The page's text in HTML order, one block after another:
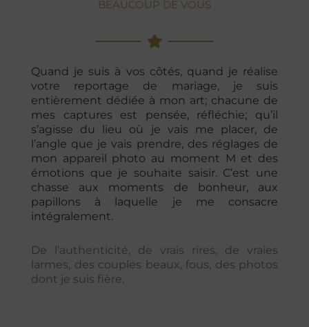
BEAUCOUP DE VOUS
Quand je suis à vos côtés, quand je réalise
votre reportage de mariage, je suis
entièrement dédiée à mon art; chacune de
mes captures est pensée, réfléchie; qu’il
s’agisse du lieu où je vais me placer, de
l’angle que je vais prendre, des réglages de
mon appareil photo au moment M et des
émotions que je souhaite saisir. C’est une
chasse aux moments de bonheur, aux
papillons à laquelle je me consacre
intégralement.
De l’authenticité, de vrais rires, de vraies
larmes, des couples beaux, fous, des photos
dont je suis fière.